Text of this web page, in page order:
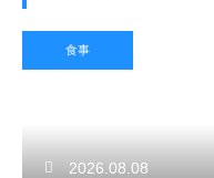
食事
2026.08.08